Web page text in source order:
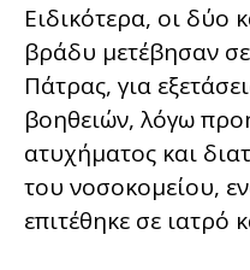
Ειδικότερα, οι δύο
βράδυ μετέβησαν
Πάτρας, για
βοηθειών, λόγω
ατυχήματος και
του νοσοκομείου,
επιτέθηκε σε ιατρό